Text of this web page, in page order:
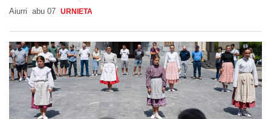
Aiurri abu 07 URNIETA